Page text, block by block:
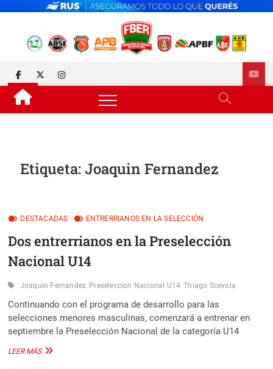
FEDERACIÓN DE BÁSQUET
DE ENTRE RÍOS
facebook
twitterinstagram
Etiqueta:Joaquin Fernandez
DESTACADAS ENTRERRIANOS EN LA SELECCIÓN
Dos entrerrianos en la Preselección
Nacional U14
Joaquin Fernandez Preseleccion Nacional U14 Thiago Scevola
Continuando con el programa de desarrollo para las
selecciones menores masculinas, comenzará a entrenar en
septiembre la Preselección Nacional de la categoría U14
LEER MÁSDOS